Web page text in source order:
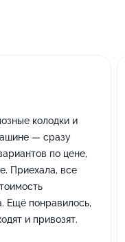
колодки и
— сразу
по цене,
Приехала, все
Ещё понравилось,
и привозят.